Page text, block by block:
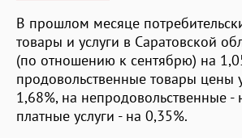
В прошлом месяце
товары и услуги в Саратовской
(по отношению к сентябрю) на
продовольственные товары цены
1,68%, на непродовольственные -
платные услуги - на 0,35%.